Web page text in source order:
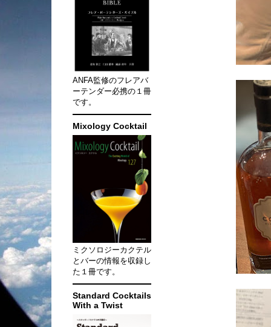
ANFA監修のフレアバ
ーテンダー必携の１冊
です。
Mixology Cocktail
ミクソロジーカクテル
とバーの情報を収録し
た１冊です。
Standard Cocktails
With a Twist